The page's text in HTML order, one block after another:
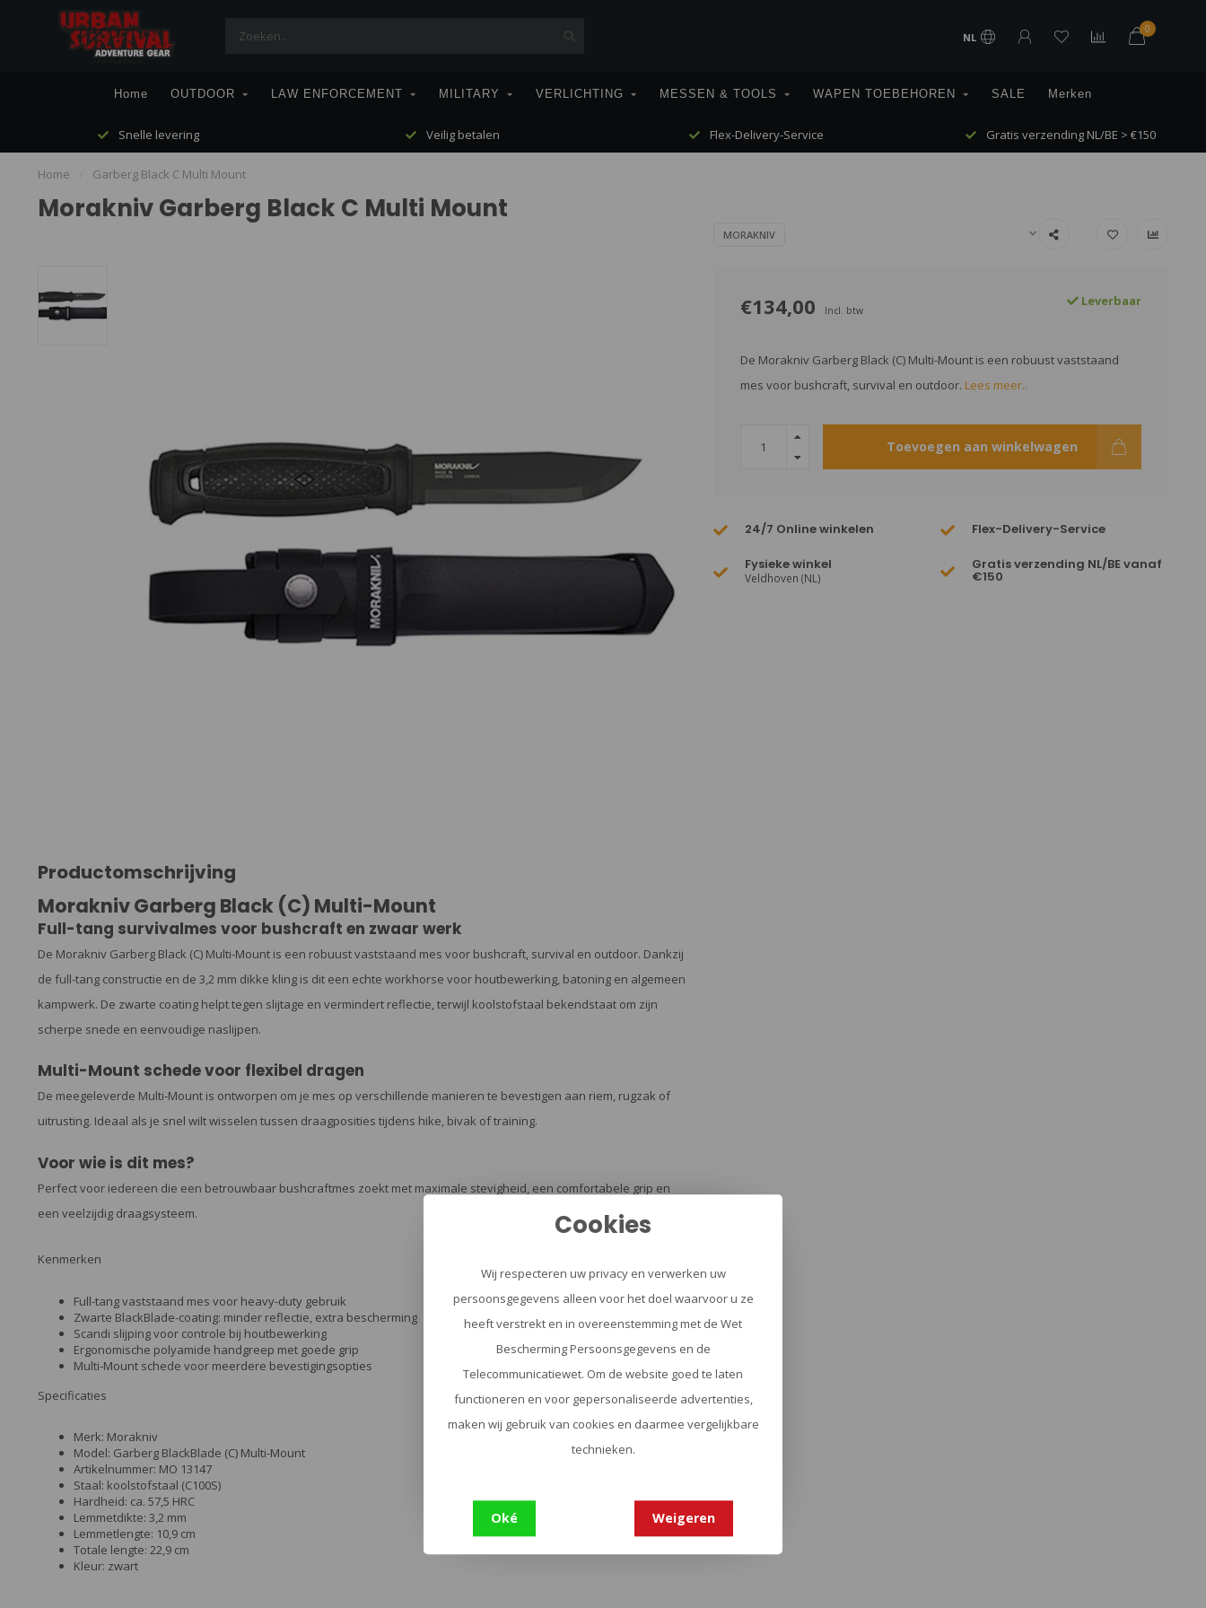
NL
0
Home OUTDOOR LAW ENFORCEMENT MILITARY VERLICHTING MESSEN & TOOLS WAPEN TOEBEHOREN SALE Merken
Snelle levering Veilig betalen Flex-Delivery-Service Gratis verzending NL/BE > €150
Home Garberg Black C Multi Mount
Morakniv Garberg Black C Multi Mount
MORAKNIV
€134,00 Incl. btw
Leverbaar
De Morakniv Garberg Black (C) Multi-Mount is een robuust vaststaand
mes voor bushcraft, survival en outdoor. Lees meer..
Toevoegen aan winkelwagen
24/7 Online winkelen Flex-Delivery-Service
Fysieke winkel
Veldhoven (NL)
Gratis verzending NL/BE vanaf
€150
Productomschrijving
Morakniv Garberg Black (C) Multi-Mount
Full-tang survivalmes voor bushcraft en zwaar werk
De Morakniv Garberg Black (C) Multi-Mount is een robuust vaststaand mes voor bushcraft, survival en outdoor. Dankzij
de full-tang constructie en de 3,2 mm dikke kling is dit een echte workhorse voor houtbewerking, batoning en algemeen
kampwerk. De zwarte coating helpt tegen slijtage en vermindert reflectie, terwijl koolstofstaal bekendstaat om zijn
scherpe snede en eenvoudige naslijpen.
Multi-Mount schede voor flexibel dragen
De meegeleverde Multi-Mount is ontworpen om je mes op verschillende manieren te bevestigen aan riem, rugzak of
uitrusting. Ideaal als je snel wilt wisselen tussen draagposities tijdens hike, bivak of training.
Voor wie is dit mes?
Perfect voor iedereen die een betrouwbaar bushcraftmes zoekt met maximale stevigheid, een comfortabele grip en
een veelzijdig draagsysteem.
Kenmerken
Full-tang vaststaand mes voor heavy-duty gebruik
Zwarte BlackBlade-coating: minder reflectie, extra bescherming
Scandi slijping voor controle bij houtbewerking
Ergonomische polyamide handgreep met goede grip
Multi-Mount schede voor meerdere bevestigingsopties
Specificaties
Merk: Morakniv
Model: Garberg BlackBlade (C) Multi-Mount
Artikelnummer: MO 13147
Staal: koolstofstaal (C100S)
Hardheid: ca. 57,5 HRC
Lemmetdikte: 3,2 mm
Lemmetlengte: 10,9 cm
Totale lengte: 22,9 cm
Kleur: zwart
Cookies
Wij respecteren uw privacy en verwerken uw
persoonsgegevens alleen voor het doel waarvoor u ze
heeft verstrekt en in overeenstemming met de Wet
Bescherming Persoonsgegevens en de
Telecommunicatiewet. Om de website goed te laten
functioneren en voor gepersonaliseerde advertenties,
maken wij gebruik van cookies en daarmee vergelijkbare
technieken.
Oké Weigeren